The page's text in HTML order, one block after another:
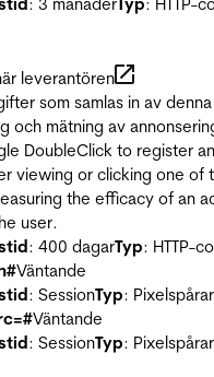
leverantören
som samlas in av
och mätning av
DoubleClick to register
viewing or clicking one of
the efficacy of an
user.
: 400 dagarTyp: HTTP-
Väntande
: SessionTyp:
Väntande
: SessionTyp: